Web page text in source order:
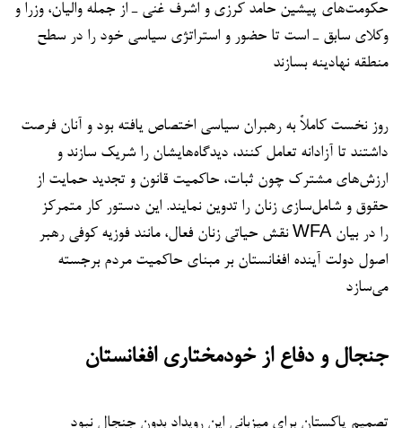
حکومت‌های پیشین حامد کرزی و اشرف غنی ـ از جمله والیان، وزرا و
وکلای سابق ـ است تا حضور و استراتژی سیاسی خود را در سطح
منطقه نهادینه بسازند
روز نخست کاملاً به رهبران سیاسی اختصاص یافته بود و آنان فرصت
داشتند تا آزادانه تعامل کنند، دیدگاه‌هایشان را شریک سازند و
ارزش‌های مشترک چون ثبات، حاکمیت قانون و تجدید حمایت از
حقوق و شامل‌سازی زنان را تدوین نمایند. این دستور کار متمرکز
نقش حیاتی زنان فعال، مانند فوزیه کوفی رهبر WFA را در بیان
اصول دولت آینده افغانستان بر مبنای حاکمیت مردم برجسته
می‌سازد
جنجال و دفاع از خودمختاری افغانستان
تصمیم پاکستان برای میزبانی این رویداد بدون جنجال نبود